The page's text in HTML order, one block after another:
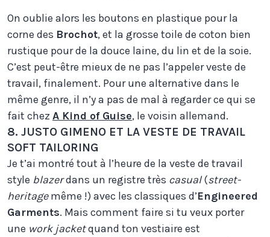
On oublie alors les boutons en plastique pour la
corne des Brochot, et la grosse toile de coton bien
rustique pour de la douce laine, du lin et de la soie.
C’est peut-être mieux de ne pas l’appeler veste de
travail, finalement. Pour une alternative dans le
même genre, il n’y a pas de mal à regarder ce qui se
fait chez A Kind of Guise, le voisin allemand.
8. JUSTO GIMENO ET LA VESTE DE TRAVAIL
SOFT TAILORING
Je t’ai montré tout à l’heure de la veste de travail
style blazerdans un registre très casual(street-
heritagemême !) avec les classiques d’Engineered
Garments. Mais comment faire si tu veux porter
une work jacketquand ton vestiaire est